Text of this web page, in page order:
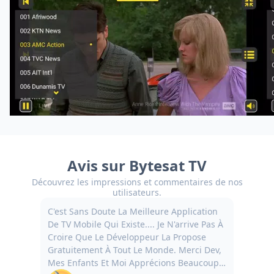
Avis sur Bytesat TV
Découvrez les impressions et commentaires de nos
utilisateurs.
C'est Sans Doute La Meilleure Application
De TV Mobile Qui Existe.... Je N'arrive Pas À
Croire Que Le Développeur La Propose
Gratuitement À Tout Le Monde. Merci Dev,
Mes Enfants Et Moi Apprécions Beaucoup